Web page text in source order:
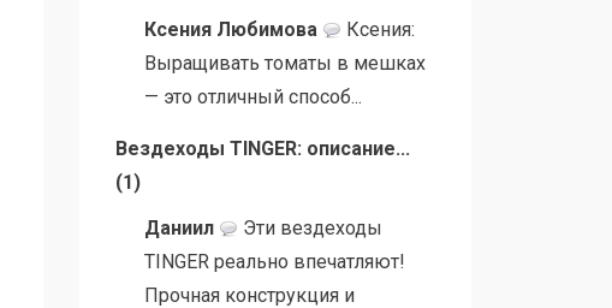
Ксения Любимова
Ксения:
Выращивать томаты в мешках
— это отличный способ...
Вездеходы TINGER: описание...
(1)
Даниил
Эти вездеходы
TINGER реально впечатляют!
Прочная конструкция и